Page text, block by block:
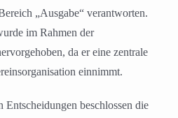
„Ausgabe“ verantworten.
im Rahmen der
da er eine zentrale
einnimmt.
Entscheidungen beschlossen die